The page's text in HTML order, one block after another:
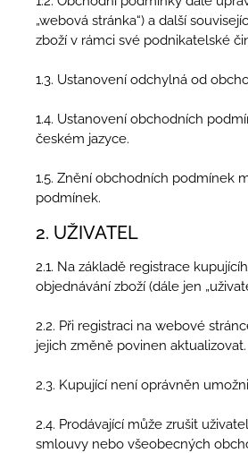
„webová stránka“) a další
zboží v rámci své podnikatelské
1.3. Ustanovení odchylná od
1.4. Ustanovení obchodních
českém jazyce.
1.5. Znění obchodních podmínek
podmínek.
2. UŽIVATEL
2.1. Na základě registrace
objednávání zboží (dále jen
2.2. Při registraci na webové
jejich změně povinen
2.3. Kupující není oprávněn
2.4. Prodávající může zrušit
smlouvy nebo všeobecných